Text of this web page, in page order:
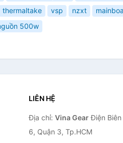
thermaltake vsp nzxt
500w
LIÊN HỆ
Địa chỉ: Vina GearĐiện Biên
6, Quận 3, Tp.HCM